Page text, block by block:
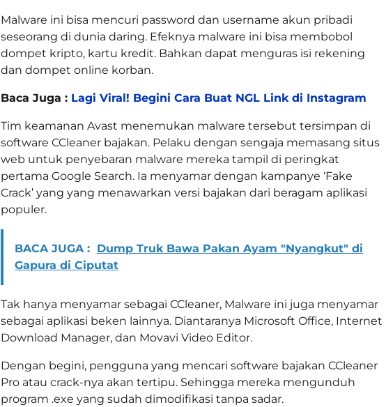
Malware ini bisa mencuri password dan username akun pribadi
seseorang di dunia daring. Efeknya malware ini bisa membobol
dompet kripto, kartu kredit. Bahkan dapat menguras isi rekening
dan dompet online korban.
Baca Juga : Lagi Viral! Begini Cara Buat NGL Link di Instagram
Tim keamanan Avast menemukan malware tersebut tersimpan di
software CCleaner bajakan. Pelaku dengan sengaja memasang situs
web untuk penyebaran malware mereka tampil di peringkat
pertama Google Search. Ia menyamar dengan kampanye ‘Fake
Crack’ yang yang menawarkan versi bajakan dari beragam aplikasi
populer.
BACA JUGA : Dump Truk Bawa Pakan Ayam "Nyangkut" di
Gapura di Ciputat
Tak hanya menyamar sebagai CCleaner, Malware ini juga menyamar
sebagai aplikasi beken lainnya. Diantaranya Microsoft Office, Internet
Download Manager, dan Movavi Video Editor.
Dengan begini, pengguna yang mencari software bajakan CCleaner
Pro atau crack-nya akan tertipu. Sehingga mereka mengunduh
program .exe yang sudah dimodifikasi tanpa sadar.